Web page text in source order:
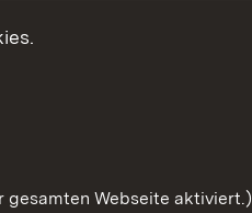
gesamten Webseite aktiviert.)